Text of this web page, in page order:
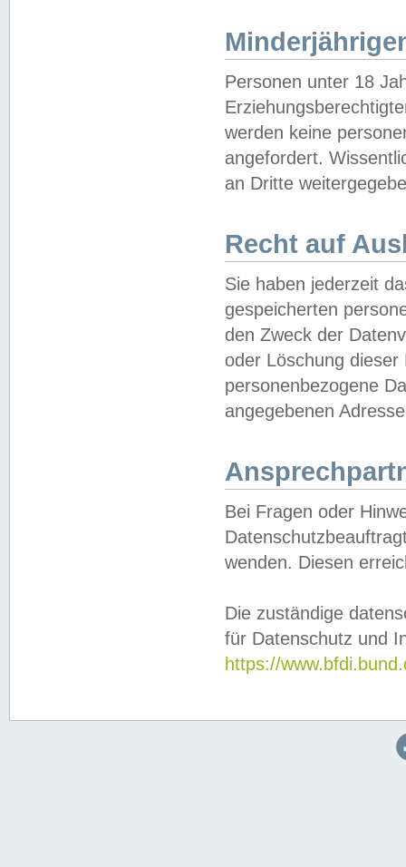
Personen unter 18
werden keine
angefordert.
an Dritte
Recht auf
Sie haben jederzeit
gespeicherten
den Zweck der
oder Löschung
personenbezogene
angegebenen
Bei Fragen oder
wenden. Diesen
Die zuständige
für Datenschutz und
https://